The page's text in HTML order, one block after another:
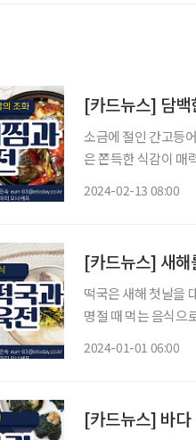
[카드뉴스] 담백
소금에 절인 간고등
은 쫀득한 식감이 매
2024-02-13 08:00
[카드뉴스] 새해
떡국은 새해 첫날을 대표하는 음식이다. 장수와
명절 때 먹는 음식으
2024-01-01 06:00
[카드뉴스] 바다